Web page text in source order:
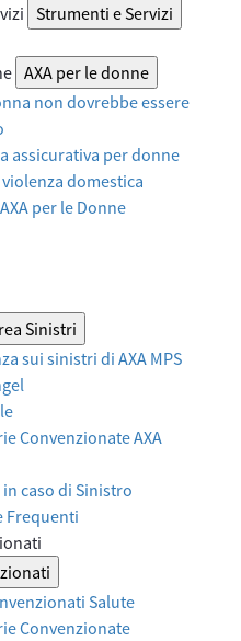
Strumenti e Servizi
AXA per le donne
non dovrebbe essere
assicurativa per donne
domestica
per le Donne
Sinistri
sui sinistri di AXA MPS
Convenzionate AXA
in caso di Sinistro
Frequenti
Salute
Convenzionate